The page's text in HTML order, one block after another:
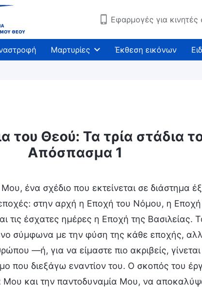
Εφαρμογές για κινητές
Μαρτυρίες Έκθεση εικόνων
τις έσχατες ημέρες Η ενσάρκωση
του Θεού: Τα τρία στάδια
Απόσπασμα 1
ένα σχέδιο που εκτείνεται σε διάστημα
εποχές: στην αρχή η Εποχή του Νόμου, η Εποχή
τις έσχατες ημέρες η Εποχή της Βασιλείας.
σύμφωνα με την φύση της κάθε εποχής,
—ή, για να είμαστε πιο ακριβείς,
που διεξάγω εναντίον του. Ο σκοπός του
και την παντοδυναμία Μου, να